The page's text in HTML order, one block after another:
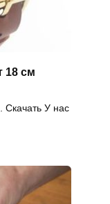
18 см
Скачать У нас